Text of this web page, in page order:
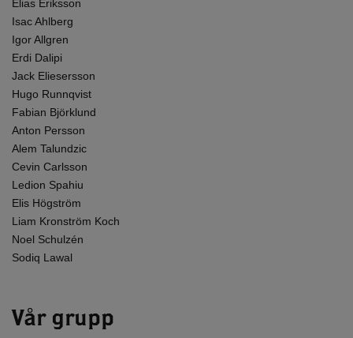
Elias Eriksson
Isac Ahlberg
Igor Allgren
Erdi Dalipi
Jack Eliesersson
Hugo Runnqvist
Fabian Björklund
Anton Persson
Alem Talundzic
Cevin Carlsson
Ledion Spahiu
Elis Högström
Liam Kronström Koch
Noel Schulzén
Sodiq Lawal
Vår grupp